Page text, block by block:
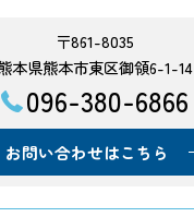
〒861-8035
本県熊本市東区御領6-1-14
096-380-6866
お問い合わせはこちら